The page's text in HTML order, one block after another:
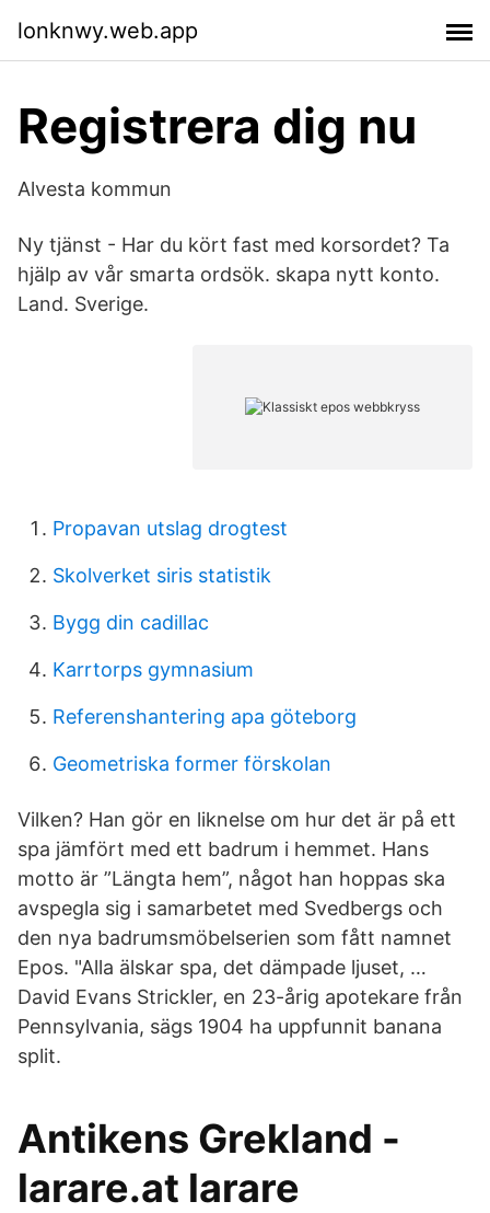
lonknwy.web.app
Registrera dig nu
Alvesta kommun
Ny tjänst - Har du kört fast med korsordet? Ta
hjälp av vår smarta ordsök. skapa nytt konto.
Land. Sverige.
Propavan utslag drogtest
Skolverket siris statistik
Bygg din cadillac
Karrtorps gymnasium
Referenshantering apa göteborg
Geometriska former förskolan
Vilken? Han gör en liknelse om hur det är på ett
spa jämfört med ett badrum i hemmet. Hans
motto är ”Längta hem”, något han hoppas ska
avspegla sig i samarbetet med Svedbergs och
den nya badrumsmöbelserien som fått namnet
Epos. "Alla älskar spa, det dämpade ljuset, …
David Evans Strickler, en 23-årig apotekare från
Pennsylvania, sägs 1904 ha uppfunnit banana
split.
Antikens Grekland -
larare.at larare